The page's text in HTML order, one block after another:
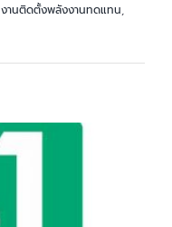
งานติดตั้งพลังงานทดแทน,